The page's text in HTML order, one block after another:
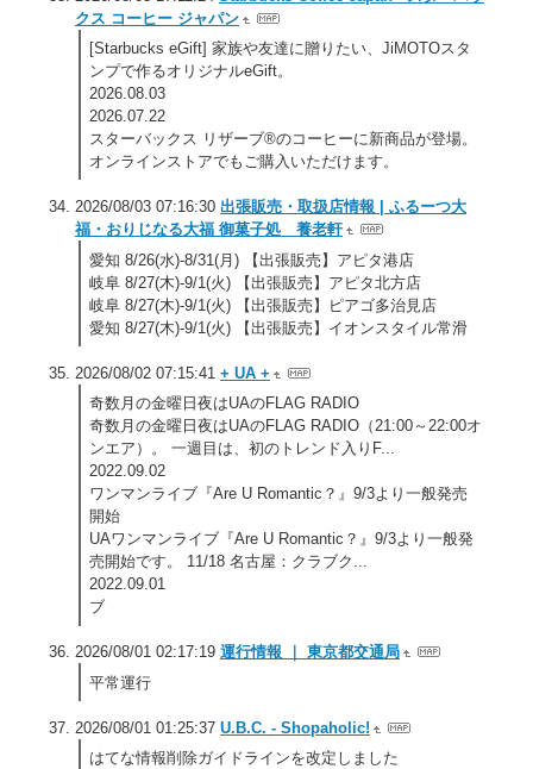
クス コーヒー ジャパン
[Starbucks eGift] 家族や友達に贈りたい、JiMOTOスタ
ンプで作るオリジナルeGift。
2026.08.03
2026.07.22
スターバックス リザーブ®のコーヒーに新商品が登場。
オンラインストアでもご購入いただけます。
2026/08/03 07:16:30 出張販売・取扱店情報 | ふるーつ大
福・おりじなる大福 御菓子処 養老軒
愛知 8/26(水)-8/31(月) 【出張販売】アピタ港店
岐阜 8/27(木)-9/1(火) 【出張販売】アピタ北方店
岐阜 8/27(木)-9/1(火) 【出張販売】ピアゴ多治見店
愛知 8/27(木)-9/1(火) 【出張販売】イオンスタイル常滑
2026/08/02 07:15:41 + UA +
奇数月の金曜日夜はUAのFLAG RADIO
奇数月の金曜日夜はUAのFLAG RADIO（21:00～22:00オ
ンエア）。 一週目は、初のトレンド入りF...
2022.09.02
ワンマンライブ『Are U Romantic？』9/3より一般発売
開始
UAワンマンライブ『Are U Romantic？』9/3より一般発
売開始です。 11/18 名古屋：クラブク...
2022.09.01
ブ
2026/08/01 02:17:19 運行情報 ｜ 東京都交通局
平常運行
2026/08/01 01:25:37 U.B.C. - Shopaholic!
はてな情報削除ガイドラインを改定しました